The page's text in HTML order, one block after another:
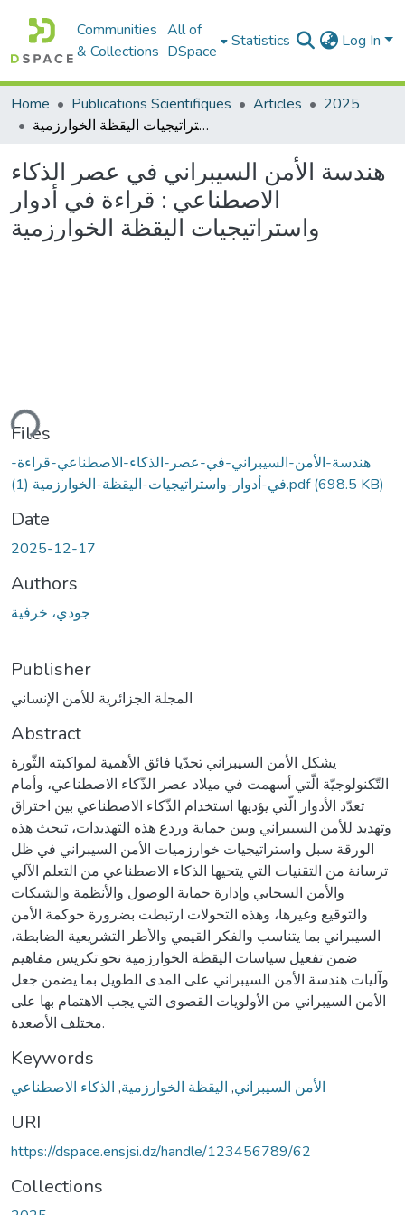
Communities
& Collections
All of
DSpace
Statistics Log In
Home Publications Scientifiques Articles
2025
هندسة الأمن السيبراني في عصر الذكاء الاصطناعي : قراءة في أدوار واستراتيجيات اليقظة الخوارزمية
هندسة الأمن السيبراني في عصر الذكاء
الاصطناعي : قراءة في أدوار
واستراتيجيات اليقظة الخوارزمية
Files
هندسة-الأمن-السيبراني-في-عصر-الذكاء-الاصطناعي-قراءة-
في-أدوار-واستراتيجيات-اليقظة-الخوارزمية (1).pdf(698.5 KB)
Date
2025-12-17
Authors
جودي، خرفية
Publisher
المجلة الجزائرية للأمن الإنساني
Abstract
يشكل الأمن السيبراني تحدّيا فائق الأهمية لمواكبته الثّورة
التّكنولوجيّة الّتي أسهمت في ميلاد عصر الذّكاء الاصطناعي، وأمام
تعدّد الأدوار الّتي يؤديها استخدام الذّكاء الاصطناعي بين اختراق
وتهديد للأمن السيبراني وبين حماية وردع هذه التهديدات، تبحث هذه
الورقة سبل واستراتيجيات خوارزميات الأمن السيبراني في ظل
ترسانة من التقنيات التي يتحيها الذكاء الاصطناعي من التعلم الآلي
والأمن السحابي وإدارة حماية الوصول والأنظمة والشبكات
والتوقيع وغيرها، وهذه التحولات ارتبطت بضرورة حوكمة الأمن
السيبراني بما يتناسب والفكر القيمي والأطر التشريعية الضابطة،
ضمن تفعيل سياسات اليقظة الخوارزمية نحو تكريس مفاهيم
وآليات هندسة الأمن السيبراني على المدى الطويل بما يضمن جعل
الأمن السيبراني من الأولويات القصوى التي يجب الاهتمام بها على
مختلف الأصعدة.
Keywords
الأمن السيبراني, اليقظة الخوارزمية, الذكاء الاصطناعي
URI
https://dspace.ensjsi.dz/handle/123456789/62
Collections